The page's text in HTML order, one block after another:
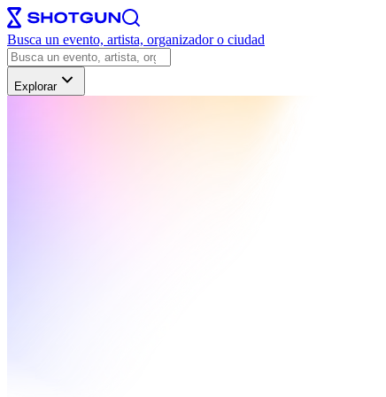
Busca un evento, artista, organizador o ciudad
Explorar